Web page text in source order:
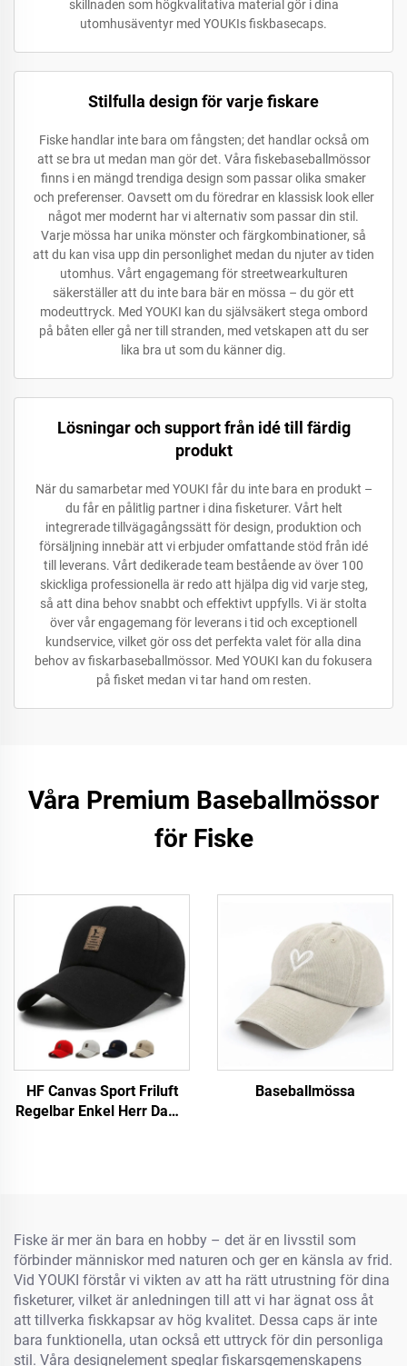
skillnaden som högkvalitativa material gör i dina
utomhusäventyr med YOUKIs fiskbasecaps.
Stilfulla design för varje fiskare
Fiske handlar inte bara om fångsten; det handlar också om
att se bra ut medan man gör det. Våra fiskebaseballmössor
finns i en mängd trendiga design som passar olika smaker
och preferenser. Oavsett om du föredrar en klassisk look eller
något mer modernt har vi alternativ som passar din stil.
Varje mössa har unika mönster och färgkombinationer, så
att du kan visa upp din personlighet medan du njuter av tiden
utomhus. Vårt engagemang för streetwearkulturen
säkerställer att du inte bara bär en mössa – du gör ett
modeuttryck. Med YOUKI kan du självsäkert stega ombord
på båten eller gå ner till stranden, med vetskapen att du ser
lika bra ut som du känner dig.
Lösningar och support från idé till färdig
produkt
När du samarbetar med YOUKI får du inte bara en produkt –
du får en pålitlig partner i dina fisketurer. Vårt helt
integrerade tillvägagångssätt för design, produktion och
försäljning innebär att vi erbjuder omfattande stöd från idé
till leverans. Vårt dedikerade team bestående av över 100
skickliga professionella är redo att hjälpa dig vid varje steg,
så att dina behov snabbt och effektivt uppfylls. Vi är stolta
över vår engagemang för leverans i tid och exceptionell
kundservice, vilket gör oss det perfekta valet för alla dina
behov av fiskarbaseballmössor. Med YOUKI kan du fokusera
på fisket medan vi tar hand om resten.
Våra Premium Baseballmössor
för Fiske
HF Canvas Sport Friluft
Regelbar Enkel Herr Dams
Baseballmössa
Fiske är mer än bara en hobby – det är en livsstil som
förbinder människor med naturen och ger en känsla av frid.
Vid YOUKI förstår vi vikten av att ha rätt utrustning för dina
fisketurer, vilket är anledningen till att vi har ägnat oss åt
att tillverka fiskkapsar av hög kvalitet. Dessa caps är inte
bara funktionella, utan också ett uttryck för din personliga
stil. Våra designelement speglar fiskarsgemenskapens